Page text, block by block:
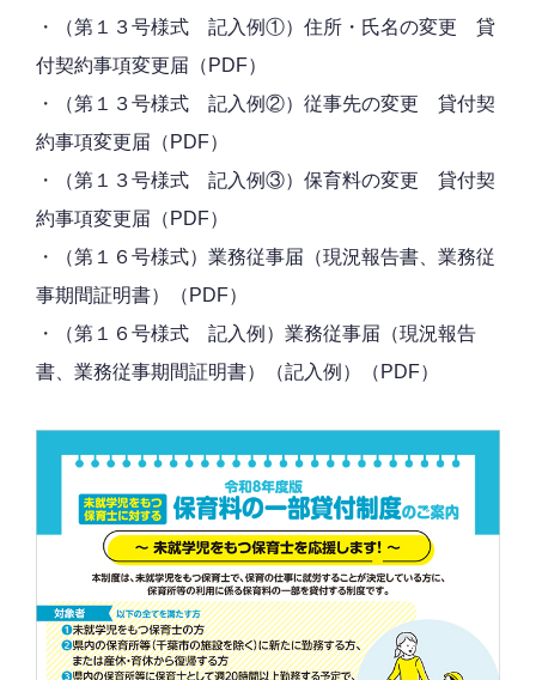
・
（第１３号様式 記入例①）住所・氏名の変更 貸
付契約事項変更届（PDF）
・
（第１３号様式 記入例②）従事先の変更 貸付契
約事項変更届（PDF）
・
（第１３号様式 記入例③）保育料の変更 貸付契
約事項変更届（PDF）
・
（第１６号様式）業務従事届（現況報告書、業務従
事期間証明書）（PDF）
・
（第１６号様式 記入例）業務従事届（現況報告
書、業務従事期間証明書）（記入例）（PDF）